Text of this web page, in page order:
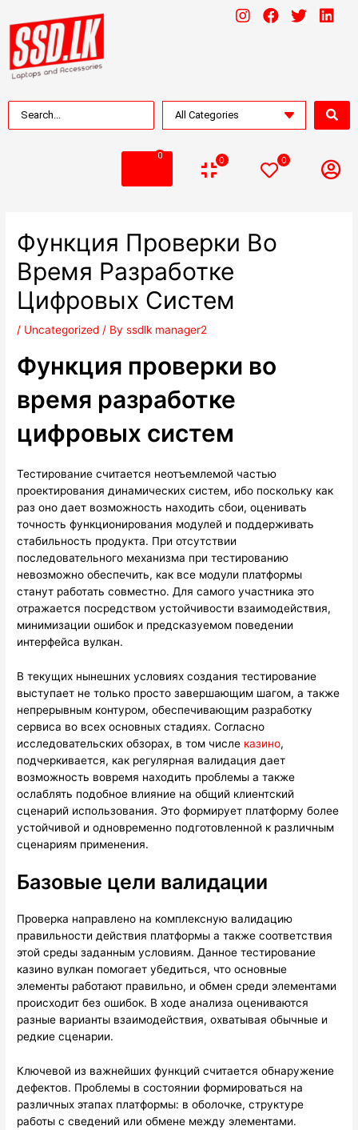
0 0 0
Функция Проверки Во
Время Разработке
Цифровых Систем
/ Uncategorized / Byssdlk manager2
Функция проверки во
время разработке
цифровых систем
Тестирование считается неотъемлемой частью
проектирования динамических систем, ибо поскольку как
раз оно дает возможность находить сбои, оценивать
точность функционирования модулей и поддерживать
стабильность продукта. При отсутствии
последовательного механизма при тестированию
невозможно обеспечить, как все модули платформы
станут работать совместно. Для самого участника это
отражается посредством устойчивости взаимодействия,
минимизации ошибок и предсказуемом поведении
интерфейса вулкан.
В текущих нынешних условиях создания тестирование
выступает не только просто завершающим шагом, а также
непрерывным контуром, обеспечивающим разработку
сервиса во всех основных стадиях. Согласно
исследовательских обзорах, в том числе казино,
подчеркивается, как регулярная валидация дает
возможность вовремя находить проблемы а также
ослаблять подобное влияние на общий клиентский
сценарий использования. Это формирует платформу более
устойчивой и одновременно подготовленной к различным
сценариям применения.
Базовые цели валидации
Проверка направлено на комплексную валидацию
правильности действия платформы а также соответствия
этой среды заданным условиям. Данное тестирование
казино вулкан помогает убедиться, что основные
элементы работают правильно, и обмен среди элементами
происходит без ошибок. В ходе анализа оцениваются
разные варианты взаимодействия, охватывая обычные и
редкие сценарии.
Ключевой из важнейших функций считается обнаружение
дефектов. Проблемы в состоянии формироваться на
различных этапах платформы: в оболочке, структуре
работы с сведений или обмене между элементами.